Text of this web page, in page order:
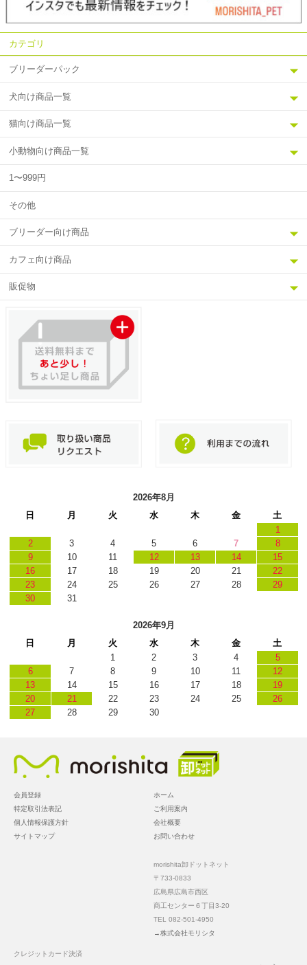
カテゴリ
ブリーダーパック
犬向け商品一覧
猫向け商品一覧
小動物向け商品一覧
1〜999円
その他
ブリーダー向け商品
カフェ向け商品
販促物
2026年8月
日
月 火 水 木 金
土
1
2
3 4 5 6 7
8
9
10 11 12 13 14
15
16
17 18 19 20 21
22
23
24 25 26 27 28
29
30
31
2026年9月
日
月 火 水 木 金
土
1
2 3 4
5
6
7 8 9 10 11
12
13
14 15 16 17 18
19
20
21 22 23 24 25
26
27
28 29 30
ホーム
ご利用案内
会社概要
お問い合わせ
会員登録
特定取引法表記
個人情報保護方針
サイトマップ
morishita卸ドットネット
〒733-0833
広島県広島市西区
商工センター６丁目3-20
TEL 082-501-4950
→株式会社モリシタ
クレジットカード決済